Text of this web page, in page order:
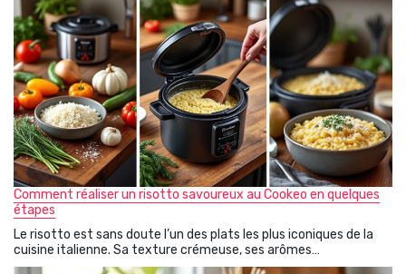
Comment réaliser un risotto savoureux au Cookeo en quelques
étapes
Le risotto est sans doute l’un des plats les plus iconiques de la
cuisine italienne. Sa texture crémeuse, ses arômes…